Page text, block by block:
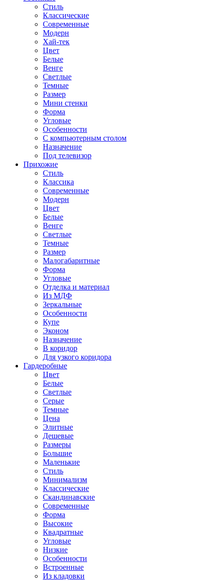
Стиль
Классические
Современные
Модерн
Хай-тек
Цвет
Белые
Венге
Светлые
Темные
Размер
Мини стенки
Форма
Угловые
Особенности
С компьютерным столом
Назначение
Под телевизор
Прихожие
Стиль
Классика
Современные
Модерн
Цвет
Белые
Венге
Светлые
Темные
Размер
Малогабаритные
Форма
Угловые
Отделка и материал
Из МДФ
Зеркальные
Особенности
Купе
Эконом
Назначение
В коридор
Для узкого коридора
Гардеробные
Цвет
Белые
Светлые
Серые
Темные
Цена
Элитные
Дешевые
Размеры
Большие
Маленькие
Стиль
Минимализм
Классические
Скандинавские
Современные
Форма
Высокие
Квадратные
Угловые
Низкие
Особенности
Встроенные
Из кладовки